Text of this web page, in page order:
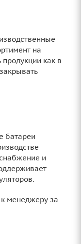
на
как в
батареи
и
менеджеру за